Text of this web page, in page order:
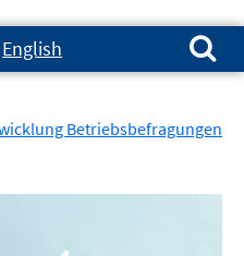
English
Suchen nach:
Betriebsbefragungen